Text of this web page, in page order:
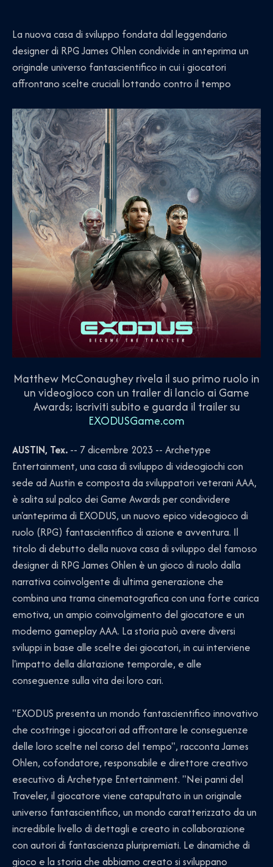
La nuova casa di sviluppo fondata dal leggendario
designer di RPG James Ohlen condivide in anteprima un
originale universo fantascientifico in cui i giocatori
affrontano scelte cruciali lottando contro il tempo
Matthew McConaughey rivela il suo primo ruolo in
un videogioco con un trailer di lancio ai Game
Awards; iscriviti subito e guarda il trailer su
EXODUSGame.com
AUSTIN, Tex. -- 7 dicembre 2023 -- Archetype
Entertainment, una casa di sviluppo di videogiochi con
sede ad Austin e composta da sviluppatori veterani AAA,
è salita sul palco dei Game Awards per condividere
un'anteprima di EXODUS, un nuovo epico videogioco di
ruolo (RPG) fantascientifico di azione e avventura. Il
titolo di debutto della nuova casa di sviluppo del famoso
designer di RPG James Ohlen è un gioco di ruolo dalla
narrativa coinvolgente di ultima generazione che
combina una trama cinematografica con una forte carica
emotiva, un ampio coinvolgimento del giocatore e un
moderno gameplay AAA. La storia può avere diversi
sviluppi in base alle scelte dei giocatori, in cui interviene
l'impatto della dilatazione temporale, e alle
conseguenze sulla vita dei loro cari.
"EXODUS presenta un mondo fantascientifico innovativo
che costringe i giocatori ad affrontare le conseguenze
delle loro scelte nel corso del tempo", racconta James
Ohlen, cofondatore, responsabile e direttore creativo
esecutivo di Archetype Entertainment. "Nei panni del
Traveler, il giocatore viene catapultato in un originale
universo fantascientifico, un mondo caratterizzato da un
incredibile livello di dettagli e creato in collaborazione
con autori di fantascienza pluripremiati. Le dinamiche di
gioco e la storia che abbiamo creato si sviluppano